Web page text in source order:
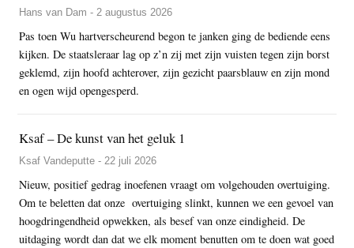
Hans van Dam - 2 augustus 2026
Pas toen Wu hartverscheurend begon te janken ging de bediende eens
kijken. De staatsleraar lag op z’n zij met zijn vuisten tegen zijn borst
geklemd, zijn hoofd achterover, zijn gezicht paarsblauw en zijn mond
en ogen wijd opengesperd.
Ksaf – De kunst van het geluk 1
Ksaf Vandeputte - 22 juli 2026
Nieuw, positief gedrag inoefenen vraagt om volgehouden overtuiging.
Om te beletten dat onze overtuiging slinkt, kunnen we een gevoel van
hoogdringendheid opwekken, als besef van onze eindigheid. De
uitdaging wordt dan dat we elk moment benutten om te doen wat goed